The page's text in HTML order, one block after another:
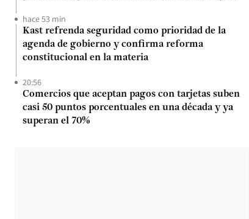
hace 53 min
Kast refrenda seguridad como prioridad de la
agenda de gobierno y confirma reforma
constitucional en la materia
20:56
Comercios que aceptan pagos con tarjetas suben
casi 50 puntos porcentuales en una década y ya
superan el 70%